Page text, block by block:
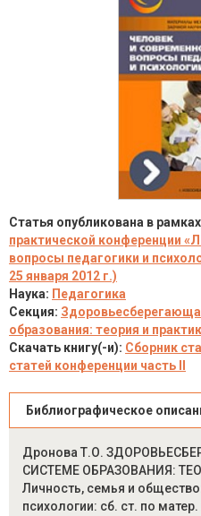
Статья опубликована в
практической конференции
вопросы педагогики и
25 января 2012 г.)
Наука: Педагогика
Секция:
образования: теория и
Скачать книгу(-и): Сборник
статей конференции часть II
Библиографическое
Дронова Т.О.
СИСТЕМЕ ОБРАЗОВАНИЯ:
Личность, семья и
психологии: сб. ст. по